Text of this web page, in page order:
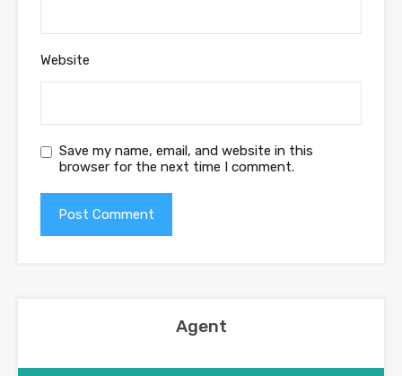
Website
Save my name, email, and website in this
browser for the next time I comment.
Agent